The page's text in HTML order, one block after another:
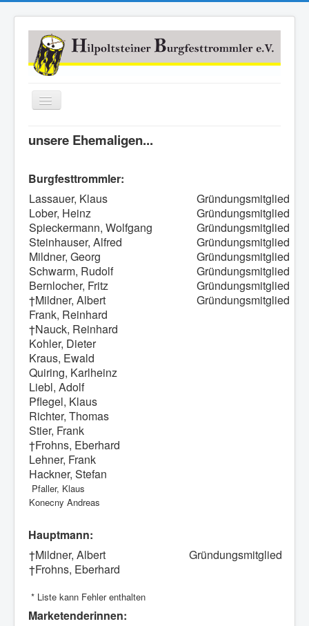
Navigation
Mitmachen
News
Links
unsere Ehemaligen...
Burgfesttrommler:
Lassauer, Klaus
Gründungsmitglied
Lober, Heinz
Gründungsmitglied
Spieckermann, Wolfgang
Gründungsmitglied
Steinhauser, Alfred
Gründungsmitglied
Mildner, Georg
Gründungsmitglied
Schwarm, Rudolf
Gründungsmitglied
Bernlocher, Fritz
Gründungsmitglied
†Mildner, Albert
Gründungsmitglied
Frank, Reinhard
†Nauck, Reinhard
Kohler, Dieter
Kraus, Ewald
Quiring, Karlheinz
Liebl, Adolf
Pflegel, Klaus
Richter, Thomas
Stier, Frank
†Frohns, Eberhard
Lehner, Frank
Hackner, Stefan
Pfaller, Klaus
Konecny Andreas
Hauptmann:
†Mildner, Albert
Gründungsmitglied
†Frohns, Eberhard
* Liste kann Fehler enthalten
Marketenderinnen: